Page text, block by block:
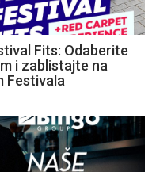
Fits: Odaberite
i zablistajte na
Festivala